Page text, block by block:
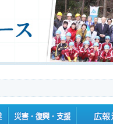
震災復興支援・応援広報活動